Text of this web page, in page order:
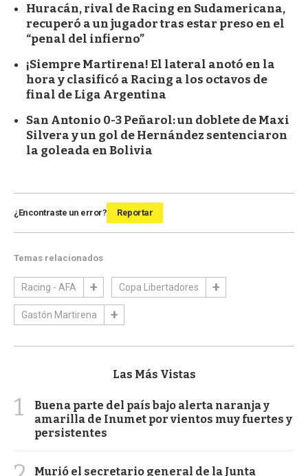
Huracán, rival de Racing en Sudamericana,
recuperó a un jugador tras estar preso en el
“penal del infierno”
¡Siempre Martirena! El lateral anotó en la
hora y clasificó a Racing a los octavos de
final de Liga Argentina
San Antonio 0-3 Peñarol: un doblete de Maxi
Silvera y un gol de Hernández sentenciaron
la goleada en Bolivia
¿Encontraste un error? Reportar
Temas relacionados
Racing - AFA Copa Libertadores
Gastón Martirena
Las Más Vistas
1
Buena parte del país bajo alerta naranja y
amarilla de Inumet por vientos muy fuertes y
persistentes
Murió el secretario general de la Junta